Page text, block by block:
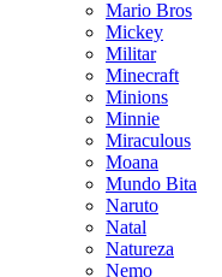
Mario Bros
Mickey
Militar
Minecraft
Minions
Minnie
Miraculous
Moana
Mundo Bita
Naruto
Natal
Natureza
Nemo